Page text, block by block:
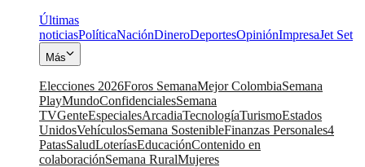
Últimas
noticiasPolíticaNaciónDineroDeportesOpiniónImpresaJet Set
Más
Elecciones 2026Foros SemanaMejor ColombiaSemana
PlayMundoConfidencialesSemana
TVGenteEspecialesArcadiaTecnologíaTurismoEstados
UnidosVehículosSemana SostenibleFinanzas Personales4
PatasSaludLoteríasEducaciónContenido en
colaboraciónSemana RuralMujeres